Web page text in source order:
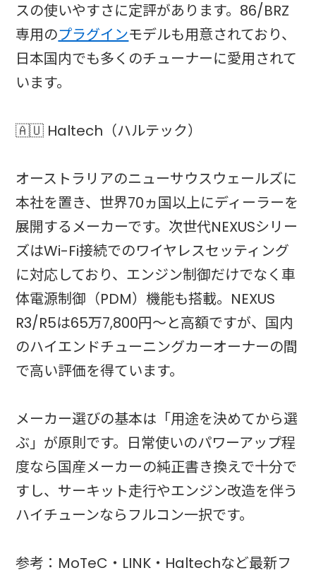
スの使いやすさに定評があります。86/BRZ
専用のプラグインモデルも用意されており、
日本国内でも多くのチューナーに愛用されて
います。
🇦🇺 Haltech（ハルテック）
オーストラリアのニューサウスウェールズに
本社を置き、世界70ヵ国以上にディーラーを
展開するメーカーです。次世代NEXUSシリー
ズはWi-Fi接続でのワイヤレスセッティング
に対応しており、エンジン制御だけでなく車
体電源制御（PDM）機能も搭載。NEXUS
R3/R5は65万7,800円〜と高額ですが、国内
のハイエンドチューニングカーオーナーの間
で高い評価を得ています。
メーカー選びの基本は「用途を決めてから選
ぶ」が原則です。日常使いのパワーアップ程
度なら国産メーカーの純正書き換えで十分で
すし、サーキット走行やエンジン改造を伴う
ハイチューンならフルコン一択です。
参考：MoTeC・LINK・Haltechなど最新フ